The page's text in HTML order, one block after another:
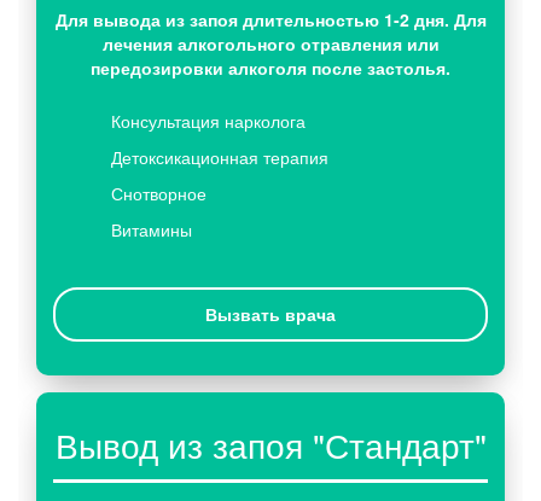
Для вывода из запоя длительностью 1-2 дня. Для
лечения алкогольного отравления или
передозировки алкоголя после застолья.
Консультация нарколога
Детоксикационная терапия
Снотворное
Витамины
Вызвать врача
Вывод из запоя "Стандарт"